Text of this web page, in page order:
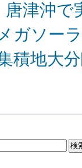
津沖で
ガソー
積地大